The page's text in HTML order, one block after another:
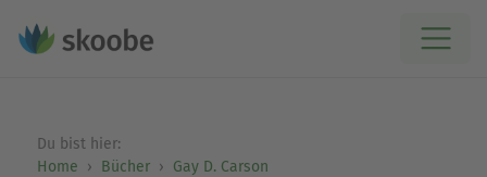
Du bist hier:
Home
Bücher
Gay D. Carson